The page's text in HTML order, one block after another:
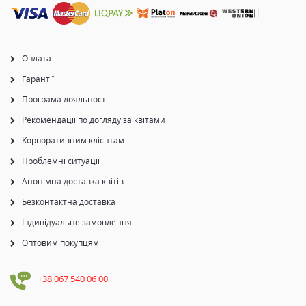
Оплата
Гарантії
Програма лояльності
Рекомендації по догляду за квітами
Корпоративним клієнтам
Проблемні ситуації
Анонімна доставка квітів
Безконтактна доставка
Індивідуальне замовлення
Оптовим покупцям
+38 067 540 06 00